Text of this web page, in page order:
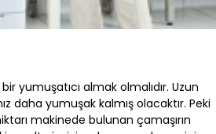
yumuşatıcı almak olmalıdır. Uzun
daha yumuşak kalmış olacaktır. Peki
makinede bulunan çamaşırın